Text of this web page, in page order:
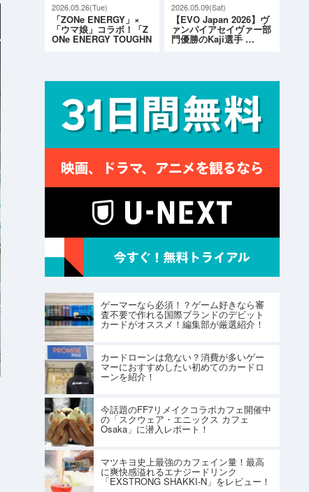
2026.05.26(Tue)
「ZONe ENERGY」×
「ウマ娘」コラボ！「Z
ONe ENERGY TOUGHN
2026.05.09(Sat)
【EVO Japan 2026】ヴ
ァンパイアセイヴァー部
門優勝のKaji選手 …
ゲーマーなら必須！？ゲーム好きなら審
査不要で作れる国際ブランドのデビット
カードがオススメ！編集部が厳選紹介！
カードローンは危ない？消費が多いゲー
マーにおすすめしたい初めてのカードロ
ーンを紹介！
今話題のFF7リメイクコラボカフェ開催中
の「スクウェア・エニックス カフェ
Osaka」に潜入レポート！
マツキヨ史上最強のカフェイン量！最高
に爽快感溢れるエナジードリンク
「EXSTRONG SHAKKI-N」をレビュー！